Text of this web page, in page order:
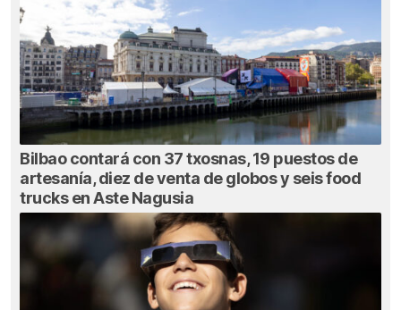
Bilbao contará con 37 txosnas, 19 puestos de
artesanía, diez de venta de globos y seis food
trucks en Aste Nagusia